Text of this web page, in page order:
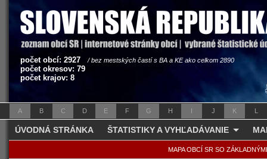
počet obcí: 2927 / bez mestských častí s BA a KE ako celkom 2890
počet okresov: 79
počet krajov: 8
A B C D E F G H I J K L
ÚVODNÁ STRÁNKA ŠTATISTIKY A VYHĽADÁVANIE
MAPA OBCÍ SR SO